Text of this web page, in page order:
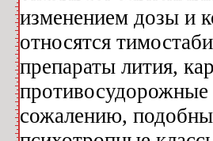
изменением дозы и
относятся
препараты лития,
противосудорожные
сожалению,